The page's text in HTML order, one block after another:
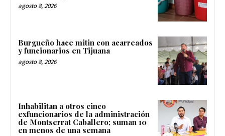
agosto 8, 2026
Burgueño hace mitin con acarreados
y funcionarios en Tijuana
agosto 8, 2026
Inhabilitan a otros cinco
exfuncionarios de la administración
de Montserrat Caballero; suman 10
en menos de una semana